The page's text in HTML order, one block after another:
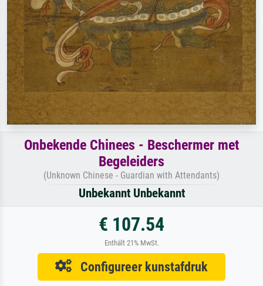
Onbekende Chinees - Beschermer met
Begeleiders
(Unknown Chinese - Guardian with Attendants)
Unbekannt Unbekannt
€ 107.54
Enthält 21% MwSt.
Configureer kunstafdruk